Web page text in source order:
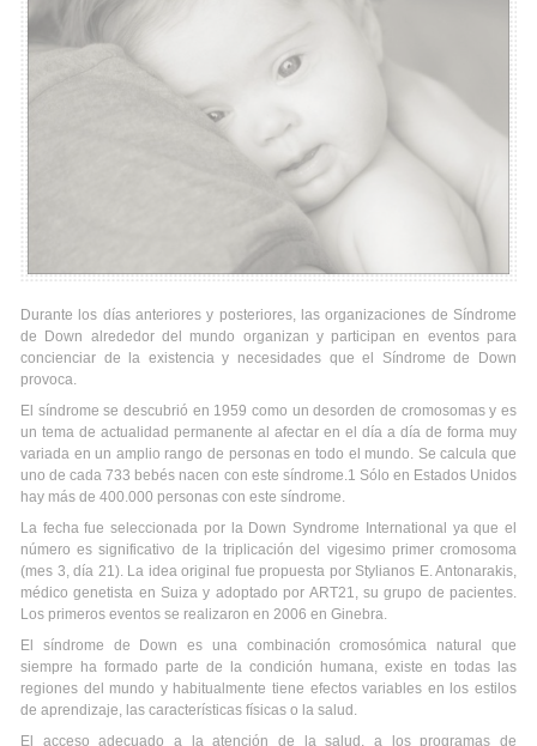
Durante los días anteriores y posteriores, las organizaciones de Síndrome
de Down alrededor del mundo organizan y participan en eventos para
concienciar de la existencia y necesidades que el Síndrome de Down
provoca.
El síndrome se descubrió en 1959 como un desorden de cromosomas y es
un tema de actualidad permanente al afectar en el día a día de forma muy
variada en un amplio rango de personas en todo el mundo. Se calcula que
uno de cada 733 bebés nacen con este síndrome.1 Sólo en Estados Unidos
hay más de 400.000 personas con este síndrome.
La fecha fue seleccionada por la Down Syndrome International ya que el
número es significativo de la triplicación del vigesimo primer cromosoma
(mes 3, día 21). La idea original fue propuesta por Stylianos E. Antonarakis,
médico genetista en Suiza y adoptado por ART21, su grupo de pacientes.
Los primeros eventos se realizaron en 2006 en Ginebra.
El síndrome de Down es una combinación cromosómica natural que
siempre ha formado parte de la condición humana, existe en todas las
regiones del mundo y habitualmente tiene efectos variables en los estilos
de aprendizaje, las características físicas o la salud.
El acceso adecuado a la atención de la salud, a los programas de